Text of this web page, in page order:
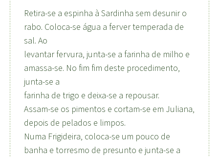
Retira-se a espinha à Sardinha sem desunir o
rabo. Coloca-se água a ferver temperada de
sal. Ao
levantar fervura, junta-se a farinha de milho e
amassa-se. No fim fim deste procedimento,
junta-se a
farinha de trigo e deixa-se a repousar.
Assam-se os pimentos e cortam-se em Juliana,
depois de pelados e limpos.
Numa Frigideira, coloca-se um pouco de
banha e torresmo de presunto e junta-se a